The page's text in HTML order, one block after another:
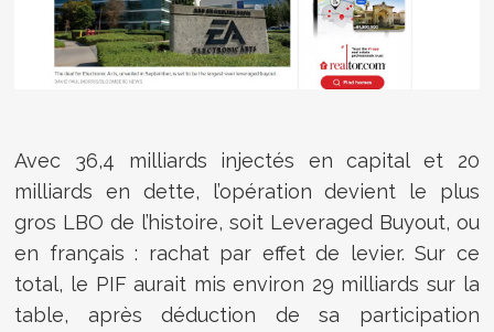
Avec 36,4 milliards injectés en capital et 20
milliards en dette, l’opération devient le plus
gros LBO de l’histoire, soit Leveraged Buyout, ou
en français : rachat par effet de levier. Sur ce
total, le PIF aurait mis environ 29 milliards sur la
table, après déduction de sa participation